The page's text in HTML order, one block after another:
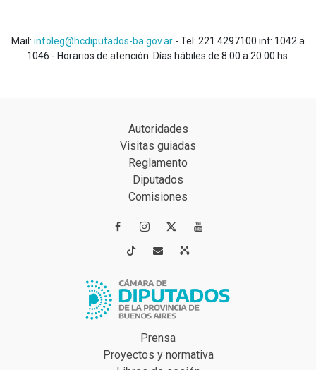
Mail: infoleg@hcdiputados-ba.gov.ar - Tel: 221 4297100 int: 1042 a
1046 - Horarios de atención: Días hábiles de 8:00 a 20:00 hs.
Autoridades
Visitas guiadas
Reglamento
Diputados
Comisiones
 
 
Prensa
Proyectos y normativa